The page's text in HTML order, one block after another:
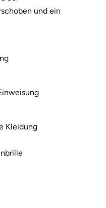
und ein
Kleidung